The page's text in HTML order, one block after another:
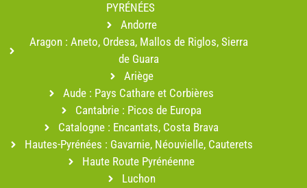
PYRÉNÉES
Andorre
Aragon : Aneto, Ordesa, Mallos de Riglos, Sierra
de Guara
Ariège
Aude : Pays Cathare et Corbières
Cantabrie : Picos de Europa
Catalogne : Encantats, Costa Brava
Hautes-Pyrénées : Gavarnie, Néouvielle, Cauterets
Haute Route Pyrénéenne
Luchon